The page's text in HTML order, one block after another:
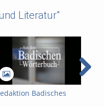
Literatur"
Badisches